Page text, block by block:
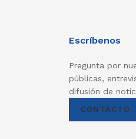
Escríbenos
Pregunta por
públicas,
difusión de
CONTACTO